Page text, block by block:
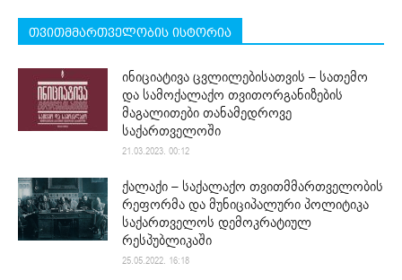
თვითმმართველობის ისტორია
ინიციატივა ცვლილებისათვის – სათემო
და სამოქალაქო თვითორგანიზების
მაგალითები თანამედროვე
საქართველოში
21.03.2023. 00:12
ქალაქი – საქალაქო თვითმმართველობის
რეფორმა და მუნიციპალური პოლიტიკა
საქართველოს დემოკრატიულ
რესპუბლიკაში
25.05.2022. 16:18